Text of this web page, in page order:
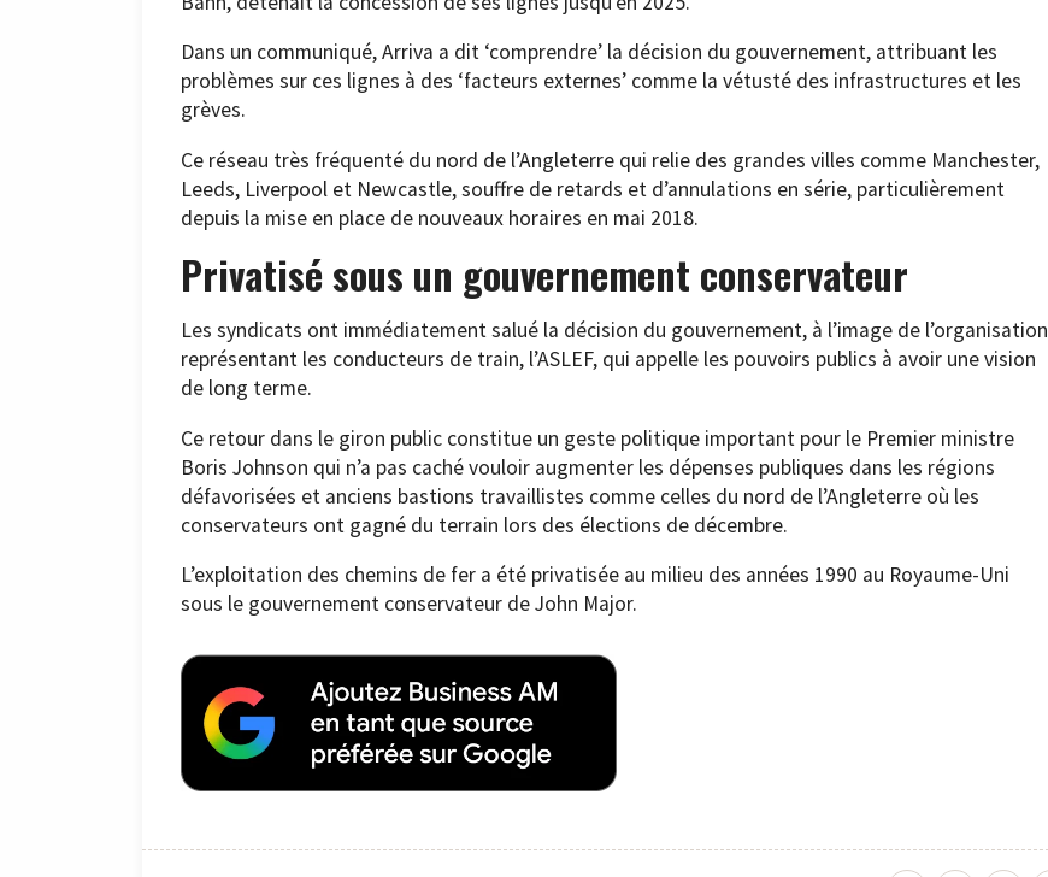
Dans un communiqué, Arriva a dit ‘comprendre’ la décision du gouvernement, attribuant les
problèmes sur ces lignes à des ‘facteurs externes’ comme la vétusté des infrastructures et les
grèves.
Ce réseau très fréquenté du nord de l’Angleterre qui relie des grandes villes comme Manchester,
Leeds, Liverpool et Newcastle, souffre de retards et d’annulations en série, particulièrement
depuis la mise en place de nouveaux horaires en mai 2018.
Privatisé sous un gouvernement conservateur
Les syndicats ont immédiatement salué la décision du gouvernement, à l’image de l’organisation
représentant les conducteurs de train, l’ASLEF, qui appelle les pouvoirs publics à avoir une vision
de long terme.
Ce retour dans le giron public constitue un geste politique important pour le Premier ministre
Boris Johnson qui n’a pas caché vouloir augmenter les dépenses publiques dans les régions
défavorisées et anciens bastions travaillistes comme celles du nord de l’Angleterre où les
conservateurs ont gagné du terrain lors des élections de décembre.
L’exploitation des chemins de fer a été privatisée au milieu des années 1990 au Royaume-Uni
sous le gouvernement conservateur de John Major.